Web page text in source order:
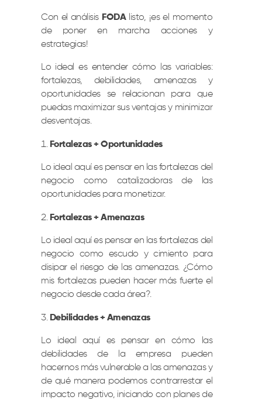
Con el análisis FODAlisto, ¡es el momento
de poner en marcha acciones y
estrategias!
Lo ideal es entender cómo las variables:
fortalezas, debilidades, amenazas y
oportunidades se relacionan para que
puedas maximizar sus ventajas y minimizar
desventajas.
Fortalezas + Oportunidades
Lo ideal aquí es pensar en las fortalezas del
negocio como catalizadoras de las
oportunidades para monetizar.
Fortalezas + Amenazas
Lo ideal aquí es pensar en las fortalezas del
negocio como escudo y cimiento para
disipar el riesgo de las amenazas. ¿Cómo
mis fortalezas pueden hacer más fuerte el
negocio desde cada área?.
Debilidades + Amenazas
Lo ideal aquí es pensar en cómo las
debilidades de la empresa pueden
hacernos más vulnerable a las amenazas y
de qué manera podemos contrarrestar el
impacto negativo, iniciando con planes de